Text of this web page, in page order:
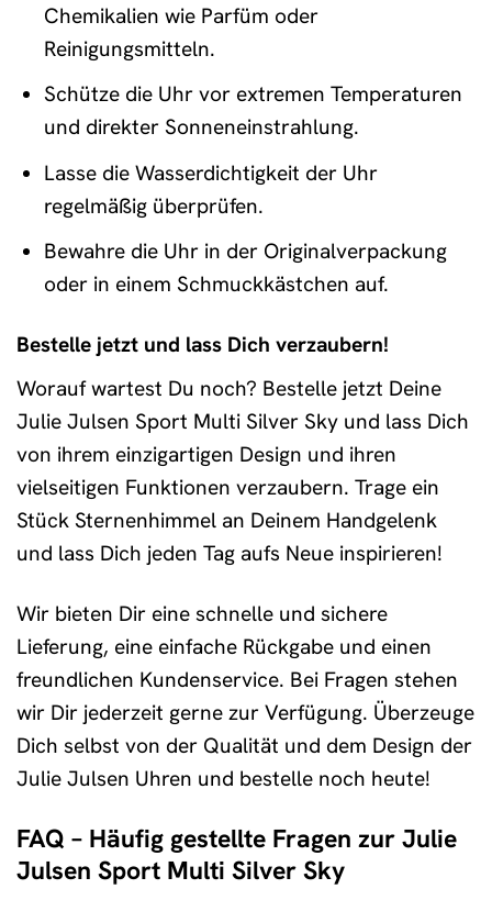
Chemikalien wie Parfüm oder
Reinigungsmitteln.
Schütze die Uhr vor extremen Temperaturen
und direkter Sonneneinstrahlung.
Lasse die Wasserdichtigkeit der Uhr
regelmäßig überprüfen.
Bewahre die Uhr in der Originalverpackung
oder in einem Schmuckkästchen auf.
Bestelle jetzt und lass Dich verzaubern!
Worauf wartest Du noch? Bestelle jetzt Deine
Julie Julsen Sport Multi Silver Sky und lass Dich
von ihrem einzigartigen Design und ihren
vielseitigen Funktionen verzaubern. Trage ein
Stück Sternenhimmel an Deinem Handgelenk
und lass Dich jeden Tag aufs Neue inspirieren!
Wir bieten Dir eine schnelle und sichere
Lieferung, eine einfache Rückgabe und einen
freundlichen Kundenservice. Bei Fragen stehen
wir Dir jederzeit gerne zur Verfügung. Überzeuge
Dich selbst von der Qualität und dem Design der
Julie Julsen Uhren und bestelle noch heute!
FAQ – Häufig gestellte Fragen zur Julie
Julsen Sport Multi Silver Sky